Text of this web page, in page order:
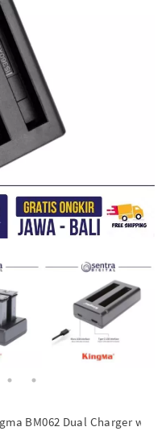
BM062 Dual Charger with